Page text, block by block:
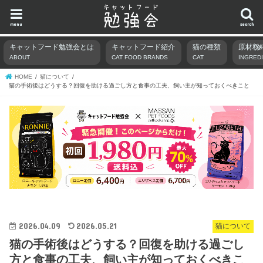
search
menu
キャットフード勉強会とは
ABOUT
キャットフード紹介
CAT FOOD BRANDS
猫の種類
CAT
原材料
HOME
猫について
猫の手術後はどうする？回復を助ける過ごし方と食事の工夫、飼い主が知っておくべきこと
猫について
2026.04.09 2026.05.21
猫の手術後はどうする？回復を助ける過ごし
方と食事の工夫、飼い主が知っておくべきこ